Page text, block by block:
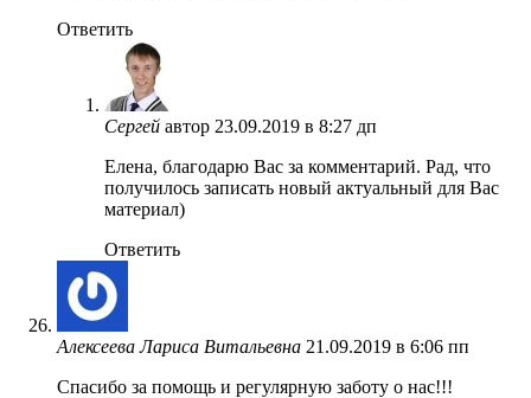
Ответить
Сергей автор 23.09.2019 в 8:27 дп
Елена, благодарю Вас за комментарий. Рад, что
получилось записать новый актуальный для Вас
материал)
Ответить
Алексеева Лариса Витальевна 21.09.2019 в 6:06 пп
Спасибо за помощь и регулярную заботу о нас!!!